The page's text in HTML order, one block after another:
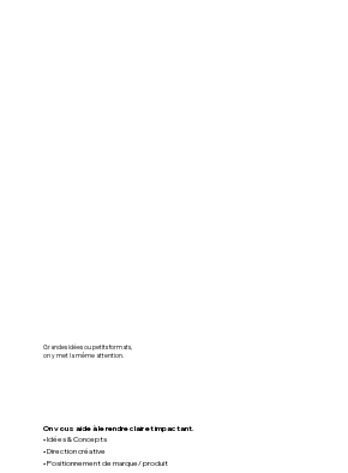
Grandes idées ou petits formats,
on y met la même attention.
On vous aide à le rendre clair et impactant.
• Idées & Concepts
• Direction créative
• Positionnement de marque/ produit